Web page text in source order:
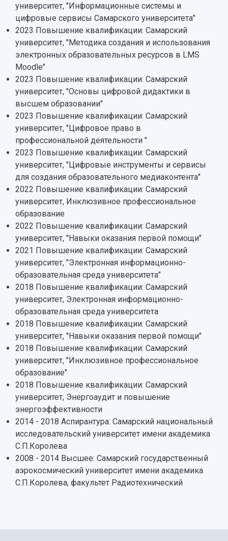
Общественные организации
Институт искусственного интеллекта
Инжиниринговый центр
Аграрный карбоновый полигон
Архив
Фирменный стиль
Устойчивое развитие
Кампус
3D-тур по университету
Музеи
Учебный аэродром
Центр истории авиационных двигателей
Ботанический сад
Умный дом бабочек
Международный межвузовский кампус
Сведения об образовательной организации
Официальные документы
Платные образовательные услуги
Скидки на обучение
Подготовительные курсы
Библиотека
Видеолекции
Противодействие COVID-19
Результаты научно-исследовательской
деятельности
Научно-технические разработки
Конкурсы научных проектов и грантов
Областной конкурс "Молодой учёный"
Отчеты о научно-исследовательской
деятельности
Журналы Самарского университета
Научные конференции
Патенты
Публикации и издания
Отчеты о проведенных конференциях
университет, "Информационные системы и
цифровые сервисы Самарского университета"
2023 Повышение квалификации: Самарский
университет, "Методика создания и использования
электронных образовательных ресурсов в LMS
Moodle"
2023 Повышение квалификации: Самарский
университет, "Основы цифровой дидактики в
высшем образовании"
2023 Повышение квалификации: Самарский
университет, "Цифровое право в
профессиональной деятельности "
2023 Повышение квалификации: Самарский
университет, "Цифровые инструменты и сервисы
для создания образовательного медиаконтента"
2022 Повышение квалификации: Самарский
университет, Инклюзивное профессиональное
образование
2022 Повышение квалификации: Самарский
университет, "Навыки оказания первой помощи"
2021 Повышение квалификации: Самарский
университет, "Электронная информационно-
образовательная среда университета"
2018 Повышение квалификации: Самарский
университет, Электронная информационно-
образовательная среда университета
2018 Повышение квалификации: Самарский
университет, "Навыки оказания первой помощи"
2018 Повышение квалификации: Самарский
университет, "Инклюзивное профессиональное
образование"
2018 Повышение квалификации: Самарский
университет, Энергоаудит и повышение
энергоэффективности
2014 - 2018 Аспирантура: Самарский национальный
исследовательский университет имени академика
С.П.Королева
2008 - 2014 Высшее: Самарский государственный
аэрокосмический университет имени академика
С.П.Королева, факультет Радиотехнический